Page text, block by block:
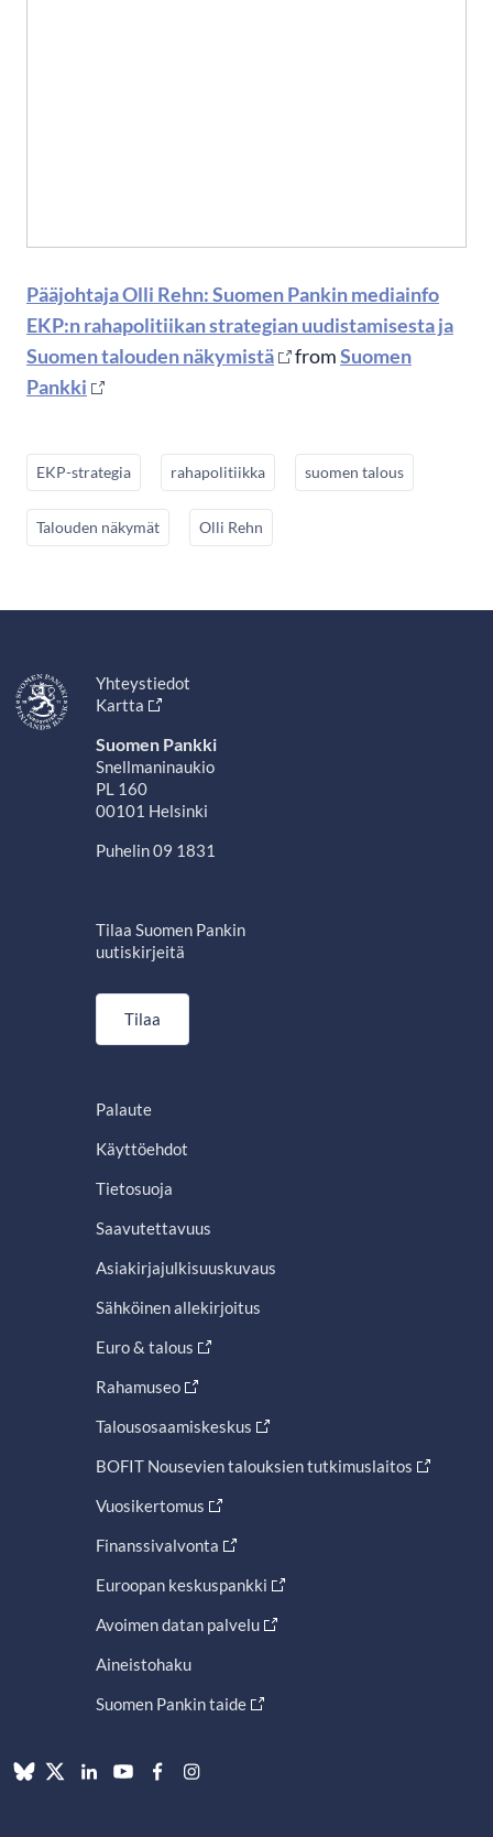
Pääjohtaja Olli Rehn: Suomen Pankin mediainfo
EKP:n rahapolitiikan strategian uudistamisesta ja
Suomen talouden näkymistä
fromSuomen
Pankki
EKP-strategia rahapolitiikka suomen talous
Talouden näkymät Olli Rehn
Yhteystiedot
Kartta
Suomen Pankki
Snellmaninaukio
PL 160
00101 Helsinki
Puhelin 09 1831
Tilaa Suomen Pankin
uutiskirjeitä
Tilaa
Palaute
Käyttöehdot
Tietosuoja
Saavutettavuus
Asiakirjajulkisuuskuvaus
Sähköinen allekirjoitus
Euro & talous
Rahamuseo
Talousosaamiskeskus
BOFIT Nousevien talouksien tutkimuslaitos
Vuosikertomus
Finanssivalvonta
Euroopan keskuspankki
Avoimen datan palvelu
Aineistohaku
Suomen Pankin taide